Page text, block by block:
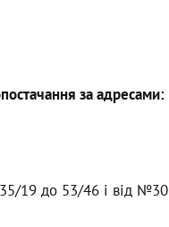
за адресами:
19 до 53/46 і від №30